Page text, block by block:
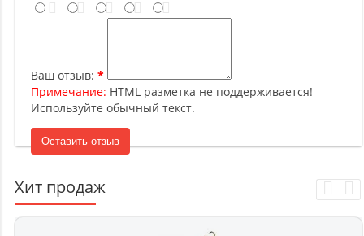
Ваш отзыв:
Примечание: HTML разметка не поддерживается!
Используйте обычный текст.
Оставить отзыв
Хит продаж